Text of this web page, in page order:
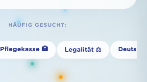
HÄUFIG GESUCHT:
Pflegekasse 🏥 Legalität ⚖️